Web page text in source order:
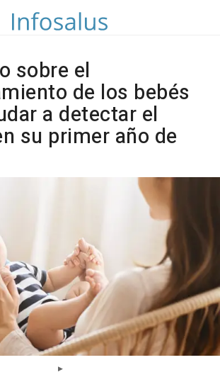
sobre el
de los bebés
a detectar el
su primer año de